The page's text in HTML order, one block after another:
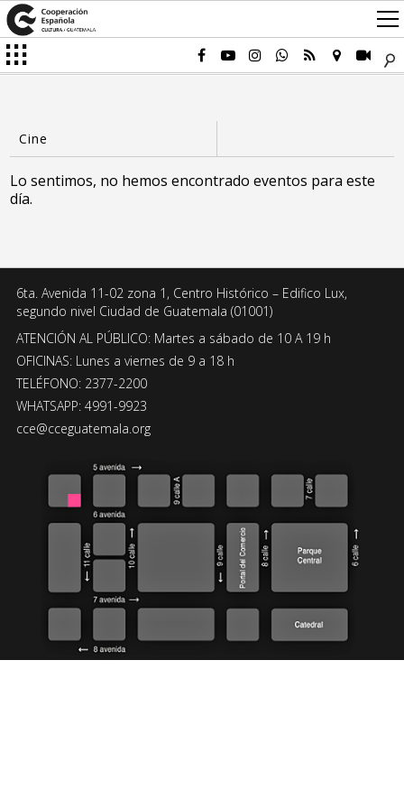
Lo sentimos, no hemos encontrado eventos para este
día.
6ta. Avenida 11-02 zona 1, Centro Histórico – Edifico Lux,
segundo nivel Ciudad de Guatemala (01001)
ATENCIÓN AL PÚBLICO: Martes a sábado de 10 A 19 h
OFICINAS: Lunes a viernes de 9 a 18 h
TELÉFONO: 2377-2200
WHATSAPP: 4991-9923
cce@cceguatemala.org